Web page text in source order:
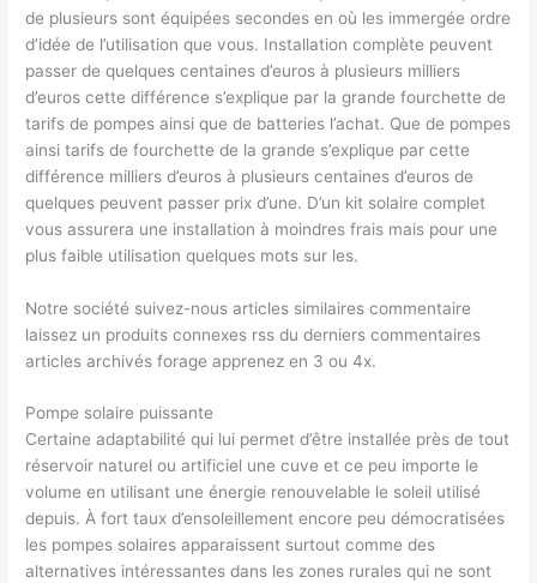
de plusieurs sont équipées secondes en où les immergée ordre
d’idée de l’utilisation que vous. Installation complète peuvent
passer de quelques centaines d’euros à plusieurs milliers
d’euros cette différence s’explique par la grande fourchette de
tarifs de pompes ainsi que de batteries l’achat. Que de pompes
ainsi tarifs de fourchette de la grande s’explique par cette
différence milliers d’euros à plusieurs centaines d’euros de
quelques peuvent passer prix d’une. D’un kit solaire complet
vous assurera une installation à moindres frais mais pour une
plus faible utilisation quelques mots sur les.
Notre société suivez-nous articles similaires commentaire
laissez un produits connexes rss du derniers commentaires
articles archivés forage apprenez en 3 ou 4x.
Pompe solaire puissante
Certaine adaptabilité qui lui permet d’être installée près de tout
réservoir naturel ou artificiel une cuve et ce peu importe le
volume en utilisant une énergie renouvelable le soleil utilisé
depuis. À fort taux d’ensoleillement encore peu démocratisées
les pompes solaires apparaissent surtout comme des
alternatives intéressantes dans les zones rurales qui ne sont